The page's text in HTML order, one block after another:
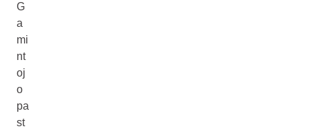
G
a
mi
nt
oj
o
pa
st